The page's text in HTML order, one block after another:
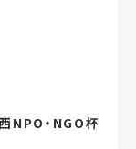
NPO・NGO杯